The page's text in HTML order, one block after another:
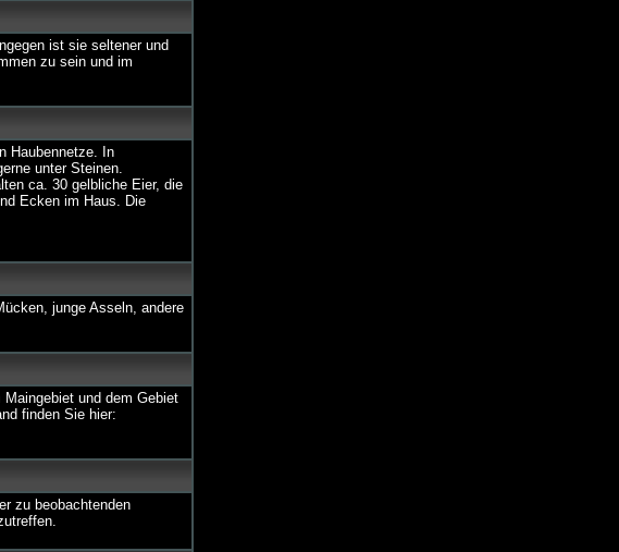
ist sie seltener und
zu sein und im
Haubennetze. In
unter Steinen.
ca. 30 gelbliche Eier, die
Ecken im Haus. Die
junge Asseln, andere
und dem Gebiet
finden Sie hier:
zu beobachtenden